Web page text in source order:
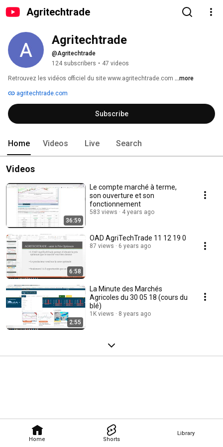
Agritechtrade
Home Shorts
Library
Agritechtrade
@Agritechtrade
124 subscribers • 47 videos
Retrouvez les vidéos officiel du site www.agritechtrade.com ...more
agritechtrade.com
Subscribe
Home Videos Live Search
Videos
36:59
Le compte marché à terme,
son ouverture et son
fonctionnement
583 views 4 years ago
6:58
OAD AgriTechTrade 11 12 19 0
87 views 6 years ago
2:55
La Minute des Marchés
Agricoles du 30 05 18 (cours du
blé)
1K views 8 years ago